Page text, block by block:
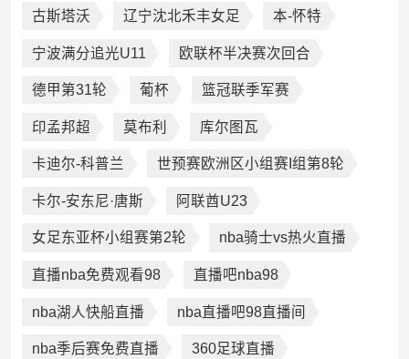
古斯塔沃 辽宁沈北禾丰女足 本-怀特
宁波满分追光U11 欧联杯半决赛次回合
德甲第31轮 葡杯 篮冠联季军赛
印孟邦超 莫布利 库尔图瓦
卡迪尔-科普兰 世预赛欧洲区小组赛I组第8轮
卡尔-安东尼·唐斯‌ 阿联酋U23
女足东亚杯小组赛第2轮 nba骑士vs热火直播
直播nba免费观看98 直播吧nba98
nba湖人快船直播 nba直播吧98直播间
nba季后赛免费直播 360足球直播